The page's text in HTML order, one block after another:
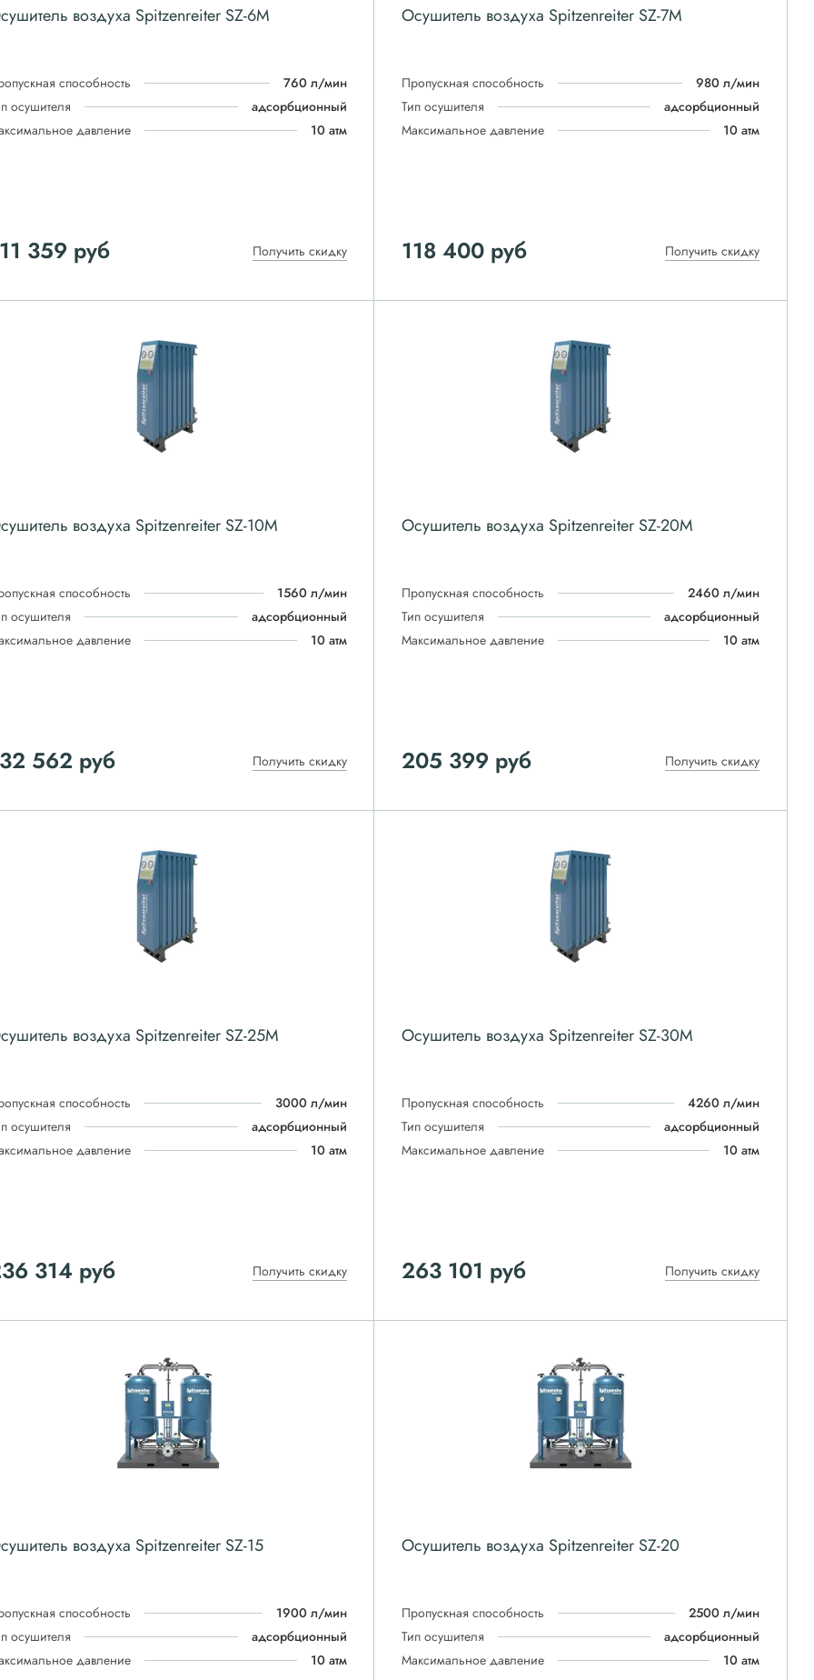
воздуха Spitzenreiter SZ-6M
способность
760 л/мин
осушителя
адсорбционный
давление
10 атм
359 руб Получить скидку
Осушитель воздуха Spitzenreiter SZ-7M
Пропускная способность
980 л/мин
Тип осушителя
адсорбционный
Максимальное давление
10 атм
118 400руб Получить скидку
воздуха Spitzenreiter SZ-10M
способность
1560 л/мин
осушителя
адсорбционный
давление
10 атм
562 руб Получить скидку
Осушитель воздуха Spitzenreiter SZ-20M
Пропускная способность
2460 л/мин
Тип осушителя
адсорбционный
Максимальное давление
10 атм
205 399 руб Получить скидку
воздуха Spitzenreiter SZ-25M
способность
3000 л/мин
осушителя
адсорбционный
давление
10 атм
314 руб Получить скидку
Осушитель воздуха Spitzenreiter SZ-30M
Пропускная способность
4260 л/мин
Тип осушителя
адсорбционный
Максимальное давление
10 атм
263 101 руб Получить скидку
воздуха Spitzenreiter SZ-15
способность
1900 л/мин
осушителя
адсорбционный
давление
10 атм
Осушитель воздуха Spitzenreiter SZ-20
Пропускная способность
2500 л/мин
Тип осушителя
адсорбционный
Максимальное давление
10 атм